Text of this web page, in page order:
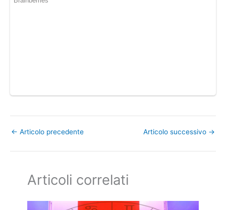
← Articolo precedente Articolo successivo →
Articoli correlati